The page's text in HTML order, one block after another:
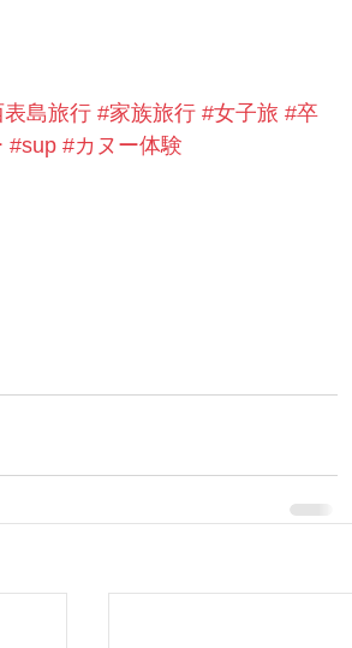
表島旅行 #家族旅行 #女子旅 #卒
#sup #カヌー体験